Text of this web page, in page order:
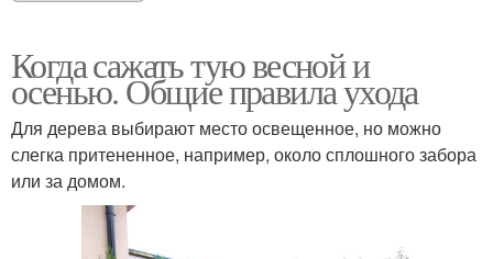
Когда сажать тую весной и
осенью. Общие правила ухода
Для дерева выбирают место освещенное, но можно
слегка притененное, например, около сплошного забора
или за домом.